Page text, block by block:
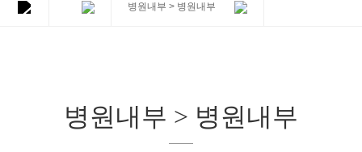
병원내부 > 병원내부
병원내부 > 병원내부